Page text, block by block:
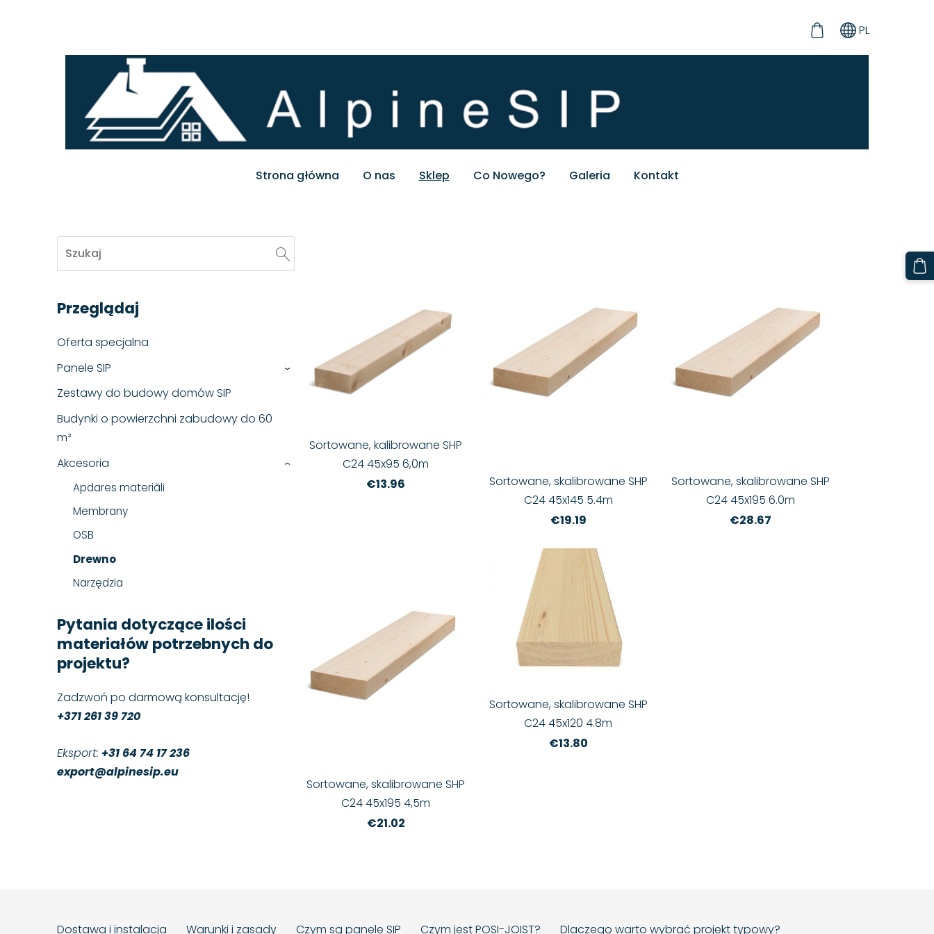
Strona główna O nas Sklep Co Nowego? Galeria Kontakt
PL
Przeglądaj
Oferta specjalna
Panele SIP
›
Zestawy do budowy domów SIP
Budynki o powierzchni zabudowy do 60
m²
Akcesoria
Apdares materiāli
Membrany
OSB
Drewno
Narzędzia
›
Pytania dotyczące ilości
materiałów potrzebnych do
projektu?
Zadzwoń po darmową konsultację!
+371 261 39 720
Eksport: +31 64 74 17 236
export@alpinesip.eu
Sortowane, kalibrowane SHP
C24 45x95 6,0m
€13.96
Sortowane, skalibrowane SHP
C24 45x145 5.4m
€19.19
Sortowane, skalibrowane SHP
C24 45x195 6.0m
€28.67
Sortowane, skalibrowane SHP
C24 45x195 4,5m
€21.02
Sortowane, skalibrowane SHP
C24 45x120 4.8m
€13.80
Dostawa i instalacja Warunki i zasady Czym są panele SIP Czym jest POSI-JOIST? Dlaczego warto wybrać projekt typowy?